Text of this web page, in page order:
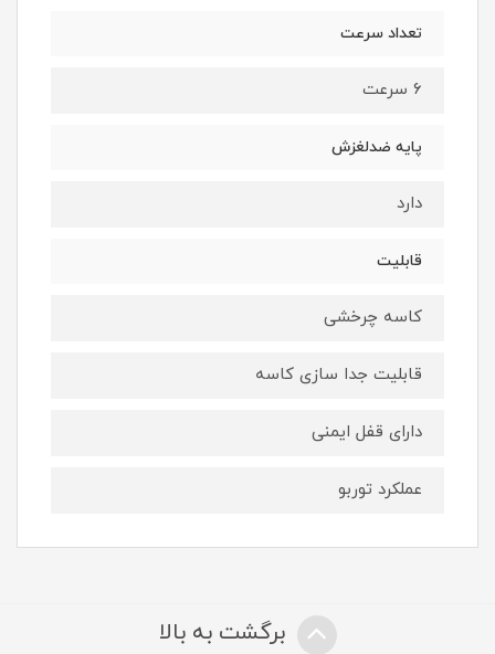
تعداد سرعت
۶ سرعت
پایه ضدلغزش
دارد
قابلیت
کاسه چرخشی
قابلیت جدا سازی کاسه
دارای قفل ایمنی
عملکرد توربو
برگشت به بالا